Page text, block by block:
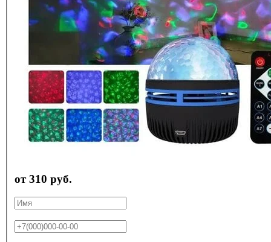
от 310 руб.